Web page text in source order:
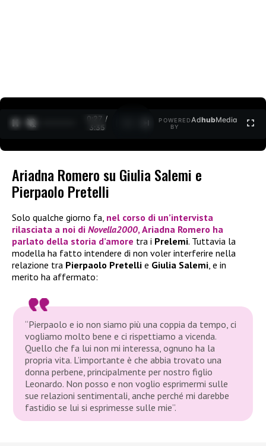
0:27 /
3:35
POWERED
BY
AdhubMedia
Ariadna Romero su Giulia Salemi e
Pierpaolo Pretelli
Solo qualche giorno fa, nel corso di un’intervista
rilasciata a noi di Novella2000,Ariadna Romero ha
parlato della storia d’amore tra i Prelemi. Tuttavia la
modella ha fatto intendere di non voler interferire nella
relazione tra Pierpaolo Pretelli e Giulia Salemi, e in
merito ha affermato:
“Pierpaolo e io non siamo più una coppia da tempo, ci
vogliamo molto bene e ci rispettiamo a vicenda.
Quello che fa lui non mi interessa, ognuno ha la
propria vita. L’importante è che abbia trovato una
donna perbene, principalmente per nostro figlio
Leonardo. Non posso e non voglio esprimermi sulle
sue relazioni sentimentali, anche perché mi darebbe
fastidio se lui si esprimesse sulle mie”.